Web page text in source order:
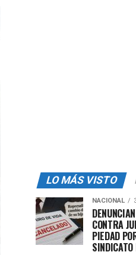
LO MÁS VISTO
NACIONAL
CONTRA
PIEDAD